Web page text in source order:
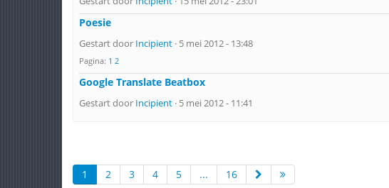
Poesie
Gestart door Incipient · 5 mei 2012 - 13:48
Pagina: 1 2
Google Translate Beatbox
Gestart door Incipient · 5 mei 2012 - 11:41
1 2 3 4 5 ... 16